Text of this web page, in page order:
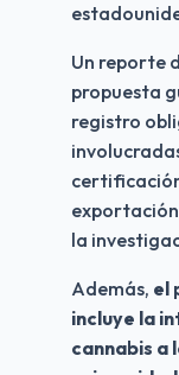
Un reporte
propuesta
registro
la
Además, el
incluye la
cannabis a